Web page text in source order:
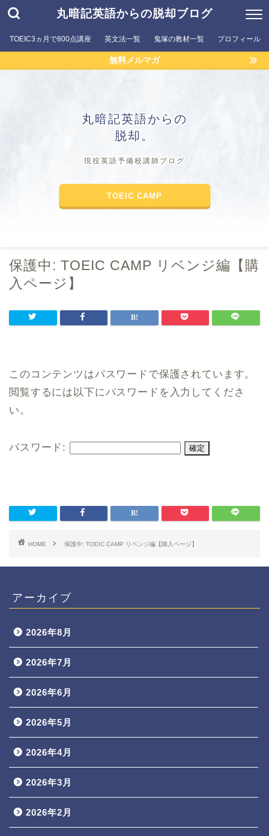
丸暗記英語からの脱却ブログ
TOEIC3ヵ月で800点講座 英文法一覧 鬼塚の教材一覧 プロフィール
無料メルマガ
丸暗記英語からの
脱却。
現役英語予備校講師ブログ
TOEIC CAMP
保護中: TOEIC CAMP リベンジ編【購
入ページ】
このコンテンツはパスワードで保護されています。
閲覧するには以下にパスワードを入力してくださ
い。
パスワード:
HOME 保護中: TOEIC CAMP リベンジ編【購入ページ】
アーカイブ
2026年8月
2026年7月
2026年6月
2026年5月
2026年4月
2026年3月
2026年2月